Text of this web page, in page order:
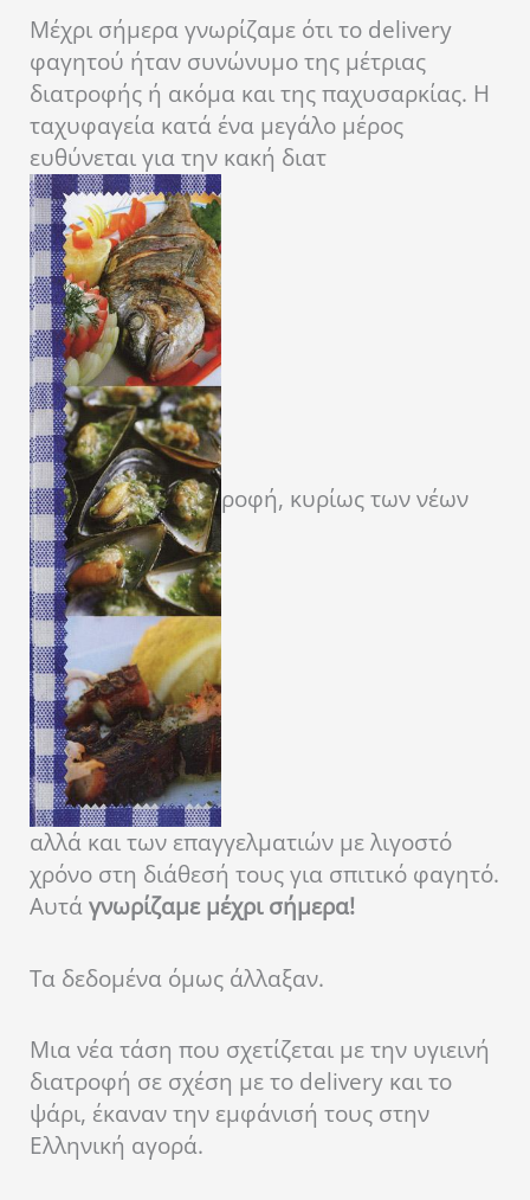
Μέχρι σήμερα γνωρίζαμε ότι το delivery
φαγητού ήταν συνώνυμο της μέτριας
διατροφής ή ακόμα και της παχυσαρκίας. Η
ταχυφαγεία κατά ένα μεγάλο μέρος
ευθύνεται για την κακή διατ
ροφή, κυρίως των νέων
αλλά και των επαγγελματιών με λιγοστό
χρόνο στη διάθεσή τους για σπιτικό φαγητό.
Αυτάγνωρίζαμε μέχρι σήμερα!
Τα δεδομένα όμως άλλαξαν.
Μια νέα τάση που σχετίζεται με την υγιεινή
διατροφή σε σχέση με το delivery και το
ψάρι, έκαναν την εμφάνισή τους στην
Ελληνική αγορά.